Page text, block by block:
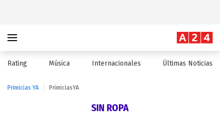
Rating Música Internacionales Últimas Noticias
Primicias YA PrimiciasYA
SIN ROPA